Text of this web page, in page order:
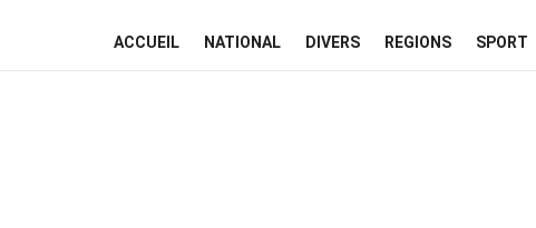
ACCUEIL NATIONAL DIVERS REGIONS SPORT